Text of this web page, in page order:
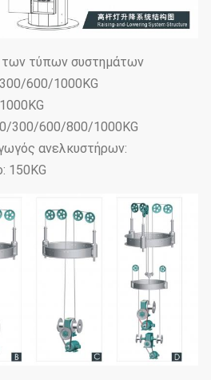
τύπων συστημάτων
600/1000KG
300/600/800/1000KG
ανελκυστήρων:
150KG